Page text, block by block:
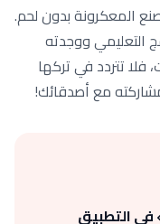
المعكرونة بدون لحم.
التعليمي ووجدته
فلا تتردد في تركها
مع أصدقائك!
في التطبيق